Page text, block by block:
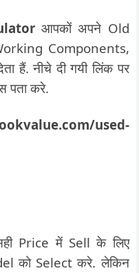
आपकों अपने Old
Components,
हैं. नीचे दी गयी लिंक पर
पता करे.
used-
Price में Sell के लिए
को Select करे. लेकिन